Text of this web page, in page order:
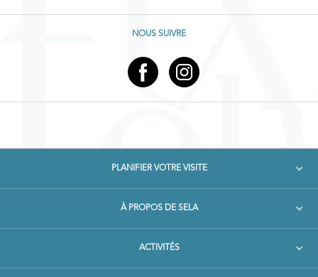
NOUS SUIVRE
PLANIFIER VOTRE VISITE
À PROPOS DE SELA
ACTIVITÉS